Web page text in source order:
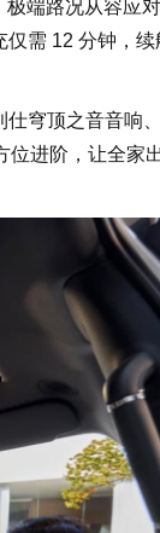
端路况从容应
需 12 分钟，
仕穹顶之音音响
位进阶，让全家